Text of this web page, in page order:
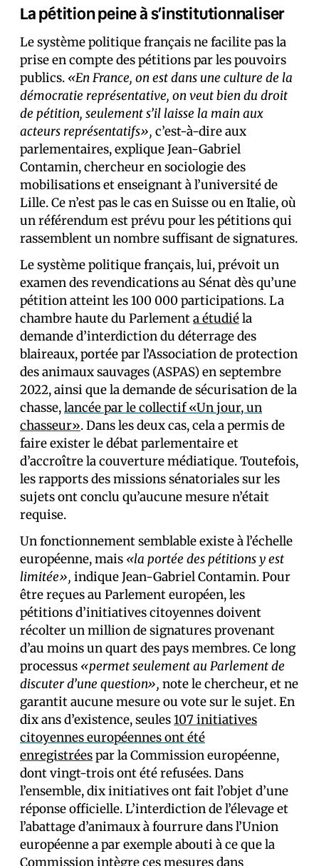
La pétition peine à s’institutionnaliser
Le système politique français ne facilite pas la
prise en compte des pétitions par les pouvoirs
publics. «En France, on est dans une culture de la
démocratie représentative, on veut bien du droit
de pétition, seulement s’il laisse la main aux
acteurs représentatifs», c’est-à-dire aux
parlementaires, explique Jean-Gabriel
Contamin, chercheur en sociologie des
mobilisations et enseignant à l’université de
Lille. Ce n’est pas le cas en Suisse ou en Italie, où
un référendum est prévu pour les pétitions qui
rassemblent un nombre suffisant de signatures.
Le système politique français, lui, prévoit un
examen des revendications au Sénat dès qu’une
pétition atteint les 100 000 participations. La
chambre haute du Parlementa étudiéla
demande d’interdiction du déterrage des
blaireaux, portée par l’Association de protection
des animaux sauvages (ASPAS) en septembre
2022, ainsi que la demande de sécurisation de la
chasse,lancée par le collectif «Un jour, un
chasseur». Dans les deux cas, cela a permis de
faire exister le débat parlementaire et
d’accroître la couverture médiatique. Toutefois,
les rapports des missions sénatoriales sur les
sujets ont conclu qu’aucune mesure n’était
requise.
Un fonctionnement semblable existe à l’échelle
européenne, mais «la portée des pétitions y est
limitée», indique Jean-Gabriel Contamin. Pour
être reçues au Parlement européen, les
pétitions d’initiatives citoyennes doivent
récolter un million de signatures provenant
d’au moins un quart des pays membres. Ce long
processus «permet seulement au Parlement de
discuter d’une question», note le chercheur, et ne
garantit aucune mesure ou vote sur le sujet. En
dix ans d’existence, seules107 initiatives
citoyennes européennes ont été
enregistréespar la Commission européenne,
dont vingt-trois ont été refusées. Dans
l’ensemble, dix initiatives ont fait l’objet d’une
réponse officielle. L’interdiction de l’élevage et
l’abattage d’animaux à fourrure dans l’Union
européenne a par exemple abouti à ce que la
Commission intègre ces mesures dans